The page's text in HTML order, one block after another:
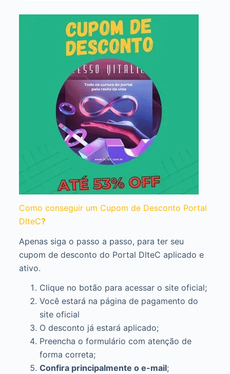
Como conseguir um Cupom de Desconto Portal
DlteC?
Apenas siga o passo a passo, para ter seu
cupom de desconto do Portal DlteC aplicado e
ativo.
Clique no botão para acessar o site oficial;
Você estará na página de pagamento do
site oficial
O desconto já estará aplicado;
Preencha o formulário com atenção de
forma correta;
Confira principalmente o e-mail;